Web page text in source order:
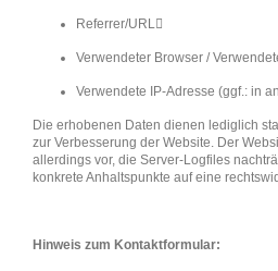
Referrer/URL
Verwendeter Browser /
Verwendete IP-Adresse (ggf.: in
Die erhobenen Daten dienen lediglich
zur Verbesserung der Website. Der
allerdings vor, die Server-Logfiles
konkrete Anhaltspunkte auf eine
Hinweis zum Kontaktformular: